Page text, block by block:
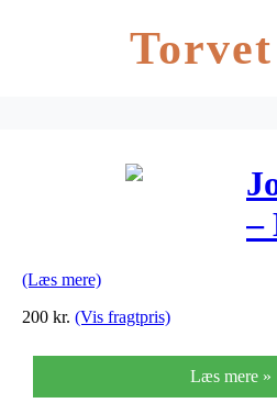
–
(Læs mere)
200 kr. (Vis fragtpris)
Læs mere »